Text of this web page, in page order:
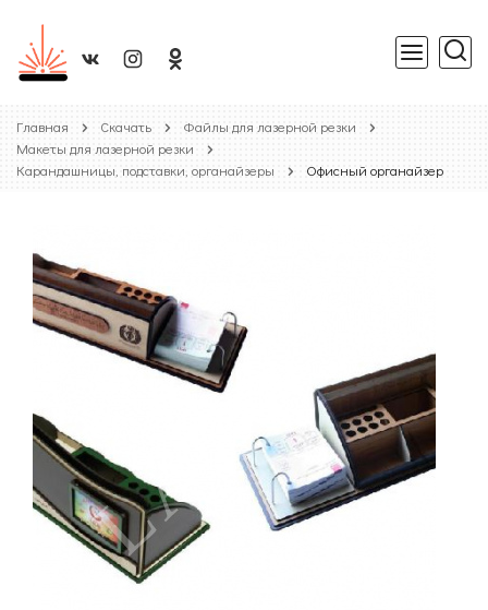
Главная Скачать
Файлы для лазерной резки
Макеты для лазерной резки
Карандашницы, подставки, органайзеры
Офисный органайзер